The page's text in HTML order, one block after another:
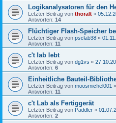
Logikanalysatoren für den
Letzter Beitrag von thoralt «
Antworten: 14
Flüchtiger Flash-Speicher
Letzter Beitrag von psclab38 «
Antworten: 11
c't lab lebt
Letzter Beitrag von dg1vs «
Antworten: 6
Einheitliche Bauteil-
Letzter Beitrag von moosmichel001 «
Antworten: 11
c't Lab als Fertiggerät
Letzter Beitrag von Paddler «
Antworten: 2